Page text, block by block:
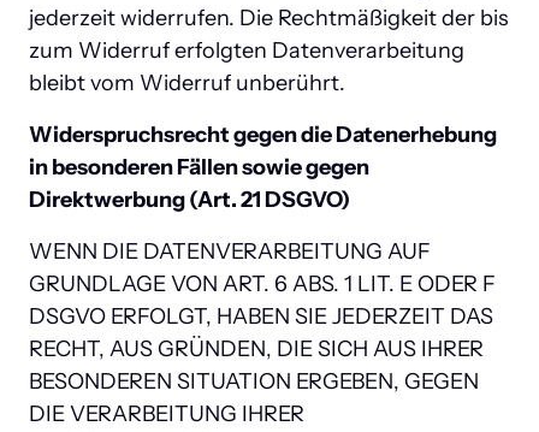
jederzeit widerrufen. Die Rechtmäßigkeit der bis
zum Widerruf erfolgten Datenverarbeitung
bleibt vom Widerruf unberührt.
Widerspruchsrecht gegen die Datenerhebung
in besonderen Fällen sowie gegen
Direktwerbung (Art. 21 DSGVO)
WENN DIE DATENVERARBEITUNG AUF
GRUNDLAGE VON ART. 6 ABS. 1 LIT. E ODER F
DSGVO ERFOLGT, HABEN SIE JEDERZEIT DAS
RECHT, AUS GRÜNDEN, DIE SICH AUS IHRER
BESONDEREN SITUATION ERGEBEN, GEGEN
DIE VERARBEITUNG IHRER